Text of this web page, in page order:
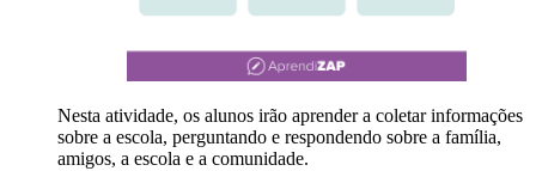
Nesta atividade, os alunos irão aprender a coletar informações
sobre a escola, perguntando e respondendo sobre a família,
amigos, a escola e a comunidade.